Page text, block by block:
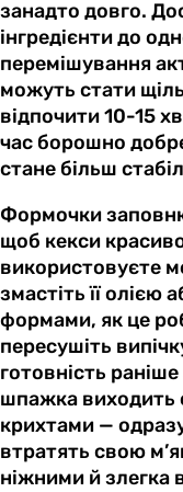
занадто довго.
інгредієнти до
перемішування
можуть стати
відпочити 10-15
час борошно
стане більш
Формочки
щоб кекси
використовуєте
змастіть її олією
формами, як це
пересушіть
готовність
шпажка виходить
крихтами —
втратять свою
ніжними й злегка